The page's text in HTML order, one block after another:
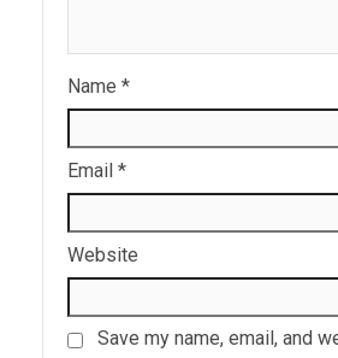
Name *
Email *
Website
Save my name, email, and